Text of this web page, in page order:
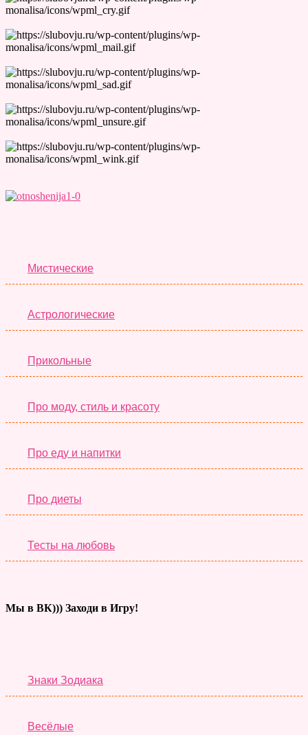
Мистические
Астрологические
Прикольные
Про моду, стиль и красоту
Про еду и напитки
Про диеты
Тесты на любовь
Мы в ВК))) Заходи в Игру!
Знаки Зодиака
Весёлые